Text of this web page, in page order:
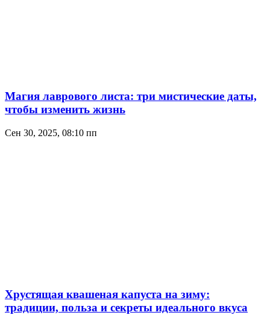
Магия лаврового листа: три мистические даты,
чтобы изменить жизнь
Сен 30, 2025, 08:10 пп
Хрустящая квашеная капуста на зиму:
традиции, польза и секреты идеального вкуса